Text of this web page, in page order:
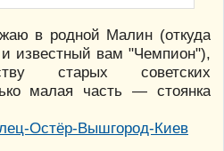
в родной Малин (откуда
известный вам "Чемпион"),
старых советских
малая часть — стоянка